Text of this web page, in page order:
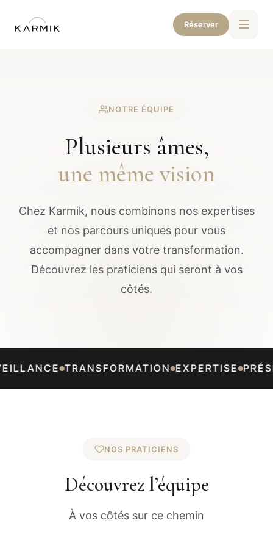
Réserver
NOTRE ÉQUIPE
Plusieurs âmes,
une même vision
Chez Karmik, nous combinons nos expertises
et nos parcours uniques pour vous
accompagner dans votre transformation.
Découvrez les praticiens qui seront à vos
côtés.
BIENVEILLANCE
NOS PRATICIENS
Découvrez l’équipe
À vos côtés sur ce chemin